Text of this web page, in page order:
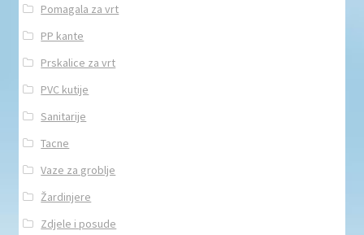
Pomagala za vrt
PP kante
Prskalice za vrt
PVC kutije
Sanitarije
Tacne
Vaze za groblje
Žardinjere
Zdjele i posude